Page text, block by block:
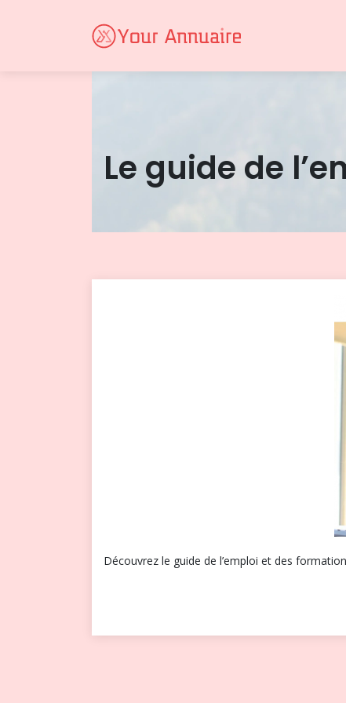
Le guide de
Découvrez le guide de l’emploi et des